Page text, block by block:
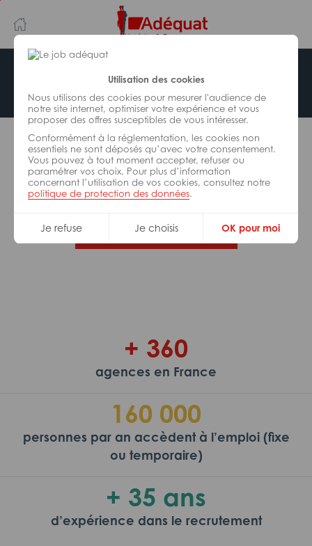
Utilisation des cookies
Nous utilisons des cookies pour mesurer l'audience de
notre site internet, optimiser votre expérience et vous
proposer des offres susceptibles de vous intéresser.
Conformément à la réglementation, les cookies non
essentiels ne sont déposés qu’avec votre consentement.
Vous pouvez à tout moment accepter, refuser ou
paramétrer vos choix. Pour plus d’information
concernant l’utilisation de vos cookies, consultez notre
politique de protection des données.
Je refuse Je choisis OK pour moi
au
contenu
principal
navigation
Offre indisponible
L’offre d’emploi que vous tentez de consulter n’est
plus disponible.
De nombreuses autres missions peuvent vous
correspondre, consultez toutes nos offres.
Trouvez votre job Adéquat !
+ 360
agences en France
160 000
personnes par an accèdent à l’emploi (fixe
ou temporaire)
+ 35 ans
d’expérience dans le recrutement